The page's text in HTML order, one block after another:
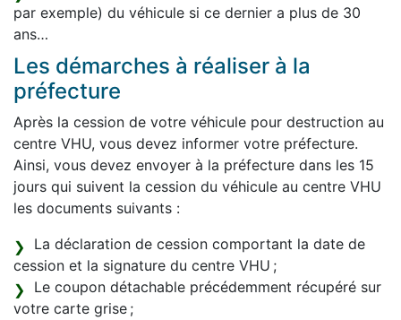
par exemple) du véhicule si ce dernier a plus de 30
ans…
Les démarches à réaliser à la
préfecture
Après la cession de votre véhicule pour destruction au
centre VHU, vous devez informer votre préfecture.
Ainsi, vous devez envoyer à la préfecture dans les 15
jours qui suivent la cession du véhicule au centre VHU
les documents suivants :
La déclaration de cession comportant la date de
cession et la signature du centre VHU ;
Le coupon détachable précédemment récupéré sur
votre carte grise ;